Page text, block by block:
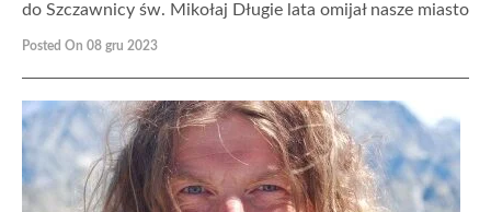
do Szczawnicy św. Mikołaj Długie lata omijał nasze miasto
Posted On 08 gru 2023